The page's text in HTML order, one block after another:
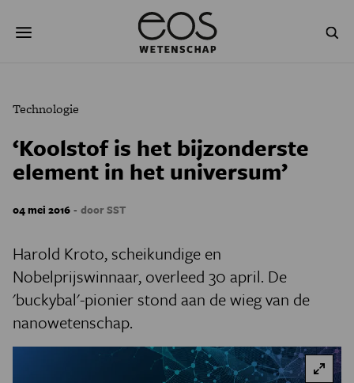
naar
NATUURWETENSCHAPPEN GESCHIEDENIS
PSYCHE & BREIN
JONGE UITDAGERS
Technologie
‘Koolstof is het bijzonderste
element in het universum’
04 mei 2016 - door SST
Harold Kroto, scheikundige en
Nobelprijswinnaar, overleed 30 april. De
'buckybal'-pionier stond aan de wieg van de
nanowetenschap.